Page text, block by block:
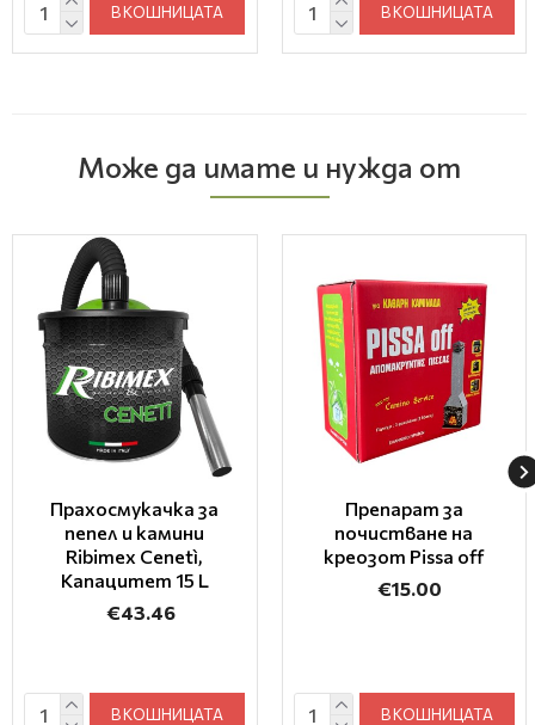
В КОШНИЦАТА В КОШНИЦАТА
Може да имате и нужда от
Прахосмукачка за
пепел и камини
Ribimex Cenetì,
Капацитет 15 L
€43.46
В КОШНИЦАТА
Препарат за
почистване на
креозот Pissa off
€15.00
В КОШНИЦАТА